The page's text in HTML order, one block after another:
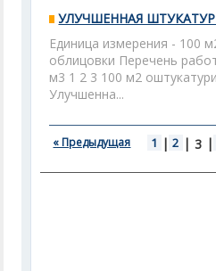
УЛУЧШЕННАЯ
Единица измерения - 100
облицовки Перечень
м3 1 2 3 100 м2
Улучшенна...
« Предыдущая 1 | 2 | 3 |